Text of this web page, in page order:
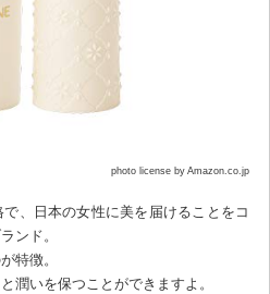
photo license by Amazon.co.jp
で、日本の女性に美を届けることをコ
ンド。
特徴。
潤いを保つことができますよ。